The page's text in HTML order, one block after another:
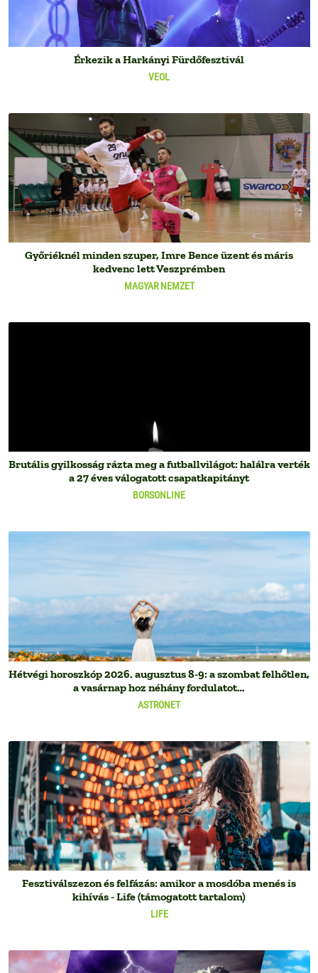
VEOL
Érkezik a Harkányi Fürdőfesztivál
MAGYAR NEMZET
Győriéknél minden szuper, Imre Bence üzent és máris
kedvenc lett Veszprémben
BORSONLINE
Brutális gyilkosság rázta meg a futballvilágot: halálra verték
a 27 éves válogatott csapatkapitányt
ASTRONET
Hétvégi horoszkóp 2026. augusztus 8-9: a szombat felhőtlen,
a vasárnap hoz néhány fordulatot…
LIFE
Fesztiválszezon és felfázás: amikor a mosdóba menés is
kihívás - Life (támogatott tartalom)